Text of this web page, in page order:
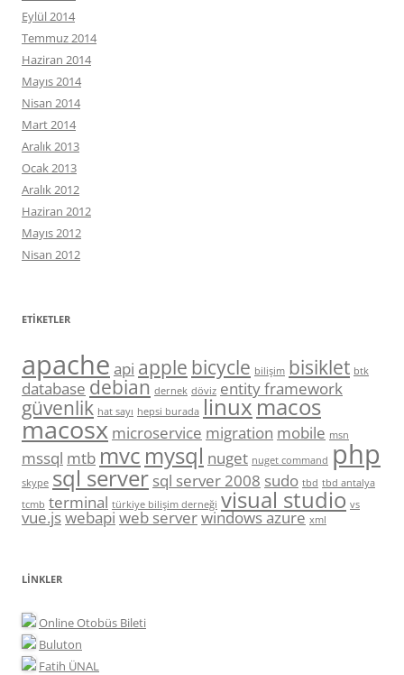
Eylül 2014
Temmuz 2014
Haziran 2014
Mayıs 2014
Nisan 2014
Mart 2014
Aralık 2013
Ocak 2013
Aralık 2012
Haziran 2012
Mayıs 2012
Nisan 2012
ETIKETLER
apache api apple bicycle bilişim bisiklet btk
database debian dernek döviz entity framework
güvenlik hat sayı hepsi burada linuxmacos
macosx microservice migration mobile msn
mssql mtb mvc mysql nuget nuget command php
skype sql server sql server 2008 sudo tbd tbd antalya
tcmb terminal türkiye bilişim derneği visual studio vs
vue.jswebapiweb serverwindows azure xml
LINKLER
Online Otobüs Bileti
Buluton
Fatih ÜNAL